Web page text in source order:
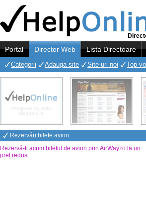
Portal Director Web Lista Directoare
Categorii Adauga site Site-uri noi Top
Rezervări bilete avion
Rezervă-ți acum biletul de avion prin AirWay.ro la un
preț redus.